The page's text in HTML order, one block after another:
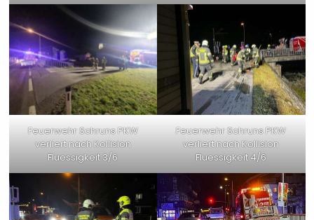
Feuerwehr Schruns PKW
verliert nach Kollision
Fluessigkeit 3/6
Feuerwehr Schruns PKW
verliert nach Kollision
Fluessigkeit 4/6